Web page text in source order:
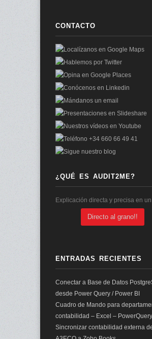
CONTACTO
¿QUÉ ES AUDIT2ME?
Explicación directa y precisa en
Directo al grano!!
ENTRADAS RECIENTES
Conectar a Base de Datos
desde Power Query / Power BI
Cuadro de Mando para
contabilidad – Excel – PowerQuery
Sincronizar contabilidad externa